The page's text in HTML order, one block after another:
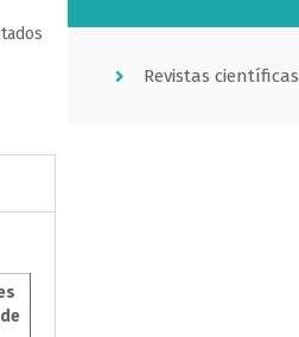
Revistas científicas